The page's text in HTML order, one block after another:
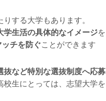
する大学もあります。
学生活の具体的なイメージを
ッチを防ぐことができます
抜など特別な選抜制度へ応募
生にとっては、志望大学を